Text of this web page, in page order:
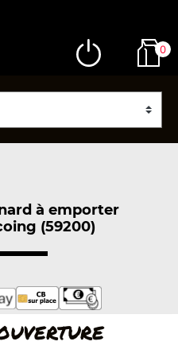
0
à emporter
(59200)